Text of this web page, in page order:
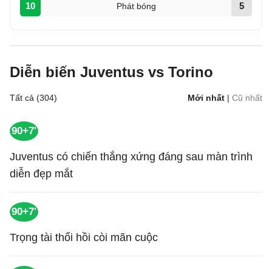
10 Phát bóng 5
Diễn biến Juventus vs Torino
Tất cả (304) Mới nhất | Cũ nhất
90+7'
Juventus có chiến thắng xứng đáng sau màn trình
diễn đẹp mắt
90+7'
Trọng tài thổi hồi còi mãn cuộc